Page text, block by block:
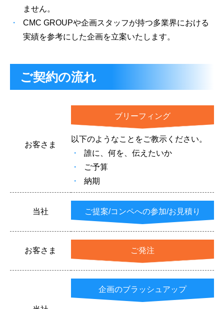
ません。
CMC GROUPや企画スタッフが持つ多業界における
実績を参考にした企画を立案いたします。
ご契約の流れ
お客さま
ブリーフィング
以下のようなことをご教示ください。
誰に、何を、伝えたいか
ご予算
納期
当社 ご提案/コンペへの参加/お見積り
お客さま ご発注
企画のブラッシュアップ